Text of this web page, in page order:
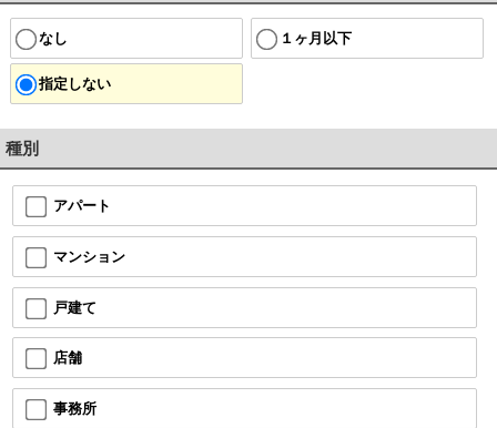
なし １ヶ月以下
指定しない
種別
アパート
マンション
戸建て
店舗
事務所